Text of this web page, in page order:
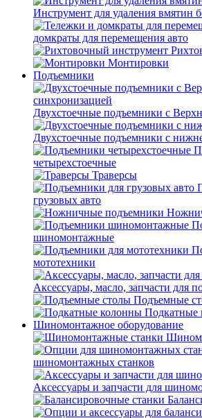
Инструмент для удаления вмятин
домкраты для перемещения авто
Монтировки
Подъемники
Двухстоечные подъемники с
Двухстоечные подъемники с
четырехстоечные
Траверсы
грузовых авто
шиномонтажные
мототехники
Аксессуары, масло, запчасти для
Подъемные
Подкатные
Шиномонтажное оборудование
шиномонтажных станков
Аксессуары и запчасти для